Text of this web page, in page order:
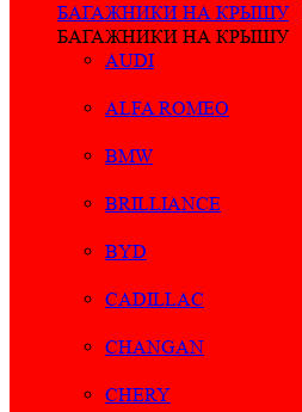
БАГАЖНИКИ НА КРЫШУ
БАГАЖНИКИ НА КРЫШУ
AUDI
ALFA ROMEO
BMW
BRILLIANCE
BYD
CADILLAC
CHANGAN
CHERY